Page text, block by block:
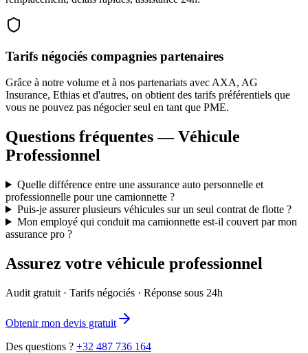
Tarifs négociés compagnies partenaires
Grâce à notre volume et à nos partenariats avec AXA, AG
Insurance, Ethias et d'autres, on obtient des tarifs préférentiels que
vous ne pouvez pas négocier seul en tant que PME.
Questions fréquentes — Véhicule
Professionnel
Quelle différence entre une assurance auto personnelle et
professionnelle pour une camionnette ?
Puis-je assurer plusieurs véhicules sur un seul contrat de flotte ?
Mon employé qui conduit ma camionnette est-il couvert par mon
assurance pro ?
Assurez votre véhicule professionnel
Audit gratuit · Tarifs négociés · Réponse sous 24h
Obtenir mon devis gratuit
Des questions ? +32 487 736 164